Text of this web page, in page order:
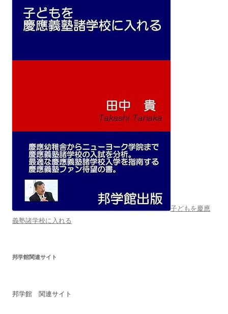
子どもを慶應
義塾諸学校に入れる
邦学館関連サイト
邦学館 関連サイト